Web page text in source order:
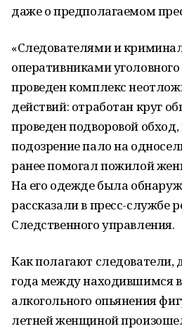
даже о предполагаемом
«Следователями и
оперативниками
проведен комплекс
действий: отработан круг
проведен подворовой обход,
подозрение пало на
ранее помогал пожилой
На его одежде была
рассказали в пресс-службе
Следственного управления.
Как полагают следователи,
года между находившимся
алкогольного опьянения
летней женщиной